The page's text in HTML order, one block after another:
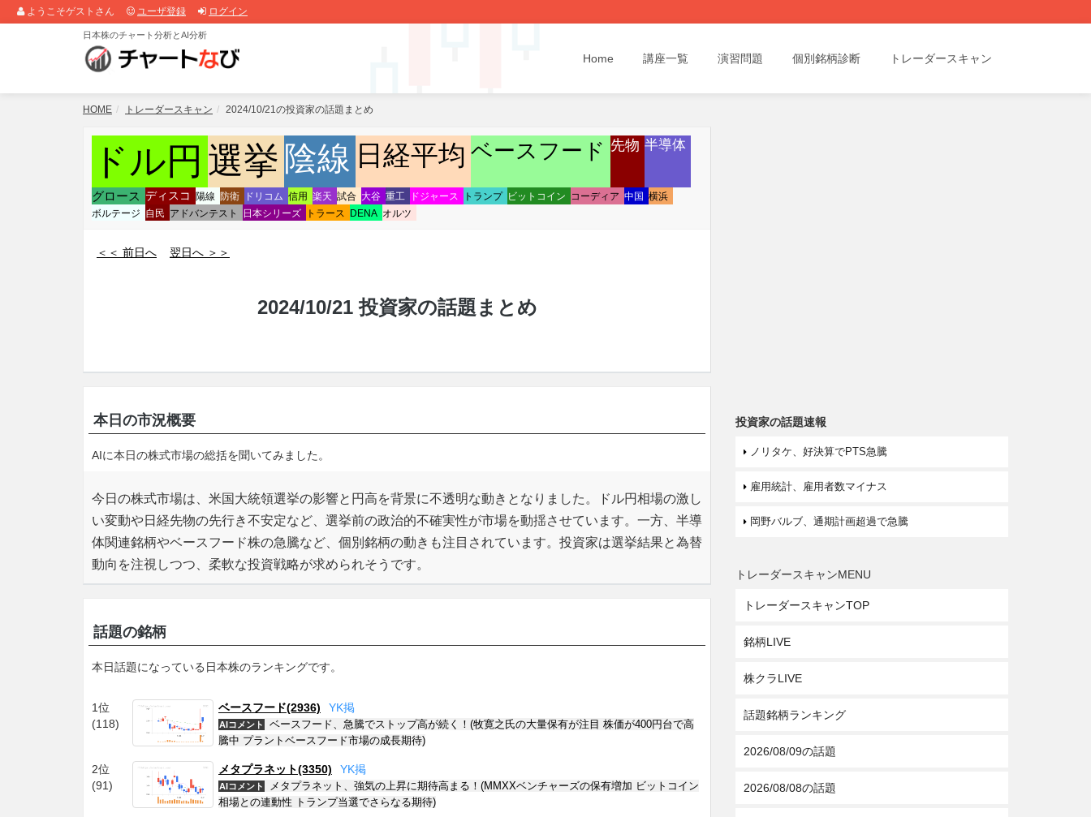
ようこそゲストさん ユーザ登録 ログイン
日本株のチャート分析とAI分析
Home 講座一覧 演習問題 個別銘柄診断 トレーダースキャン
HOME トレーダースキャン 2024/10/21の投資家の話題まとめ
ドル円 選挙 陰線 日経平均 ベースフード 先物 半導体
グロース ディスコ 陽線 防衛 ドリコム 信用 楽天 試合 大谷 重工 ドジャース トランプ ビットコイン コーディア 中国 横浜
ボルテージ 自民 アドバンテスト 日本シリーズ トラース DENA オルツ
＜＜ 前日へ 翌日へ ＞＞
2024/10/21 投資家の話題まとめ
本日の市況概要
AIに本日の株式市場の総括を聞いてみました。
今日の株式市場は、米国大統領選挙の影響と円高を背景に不透明な動きとなりました。ドル円相場の激し
い変動や日経先物の先行き不安定など、選挙前の政治的不確実性が市場を動揺させています。一方、半導
体関連銘柄やベースフード株の急騰など、個別銘柄の動きも注目されています。投資家は選挙結果と為替
動向を注視しつつ、柔軟な投資戦略が求められそうです。
話題の銘柄
本日話題になっている日本株のランキングです。
1位
(118)
ベースフード(2936) YK掲
AIコメント
ベースフード、急騰でストップ高が続く！(牧寛之氏の大量保有が注目 株価が400円台で高
騰中 プラントベースフード市場の成長期待)
2位
(91)
メタプラネット(3350) YK掲
AIコメント
メタプラネット、強気の上昇に期待高まる！(MMXXベンチャーズの保有増加 ビットコイン
相場との連動性 トランプ当選でさらなる期待)
投資家の話題速報
ノリタケ、好決算でPTS急騰
雇用統計、雇用者数マイナス
岡野バルブ、通期計画超過で急騰
トレーダースキャンMENU
トレーダースキャンTOP
銘柄LIVE
株クラLIVE
話題銘柄ランキング
2026/08/09の話題
2026/08/08の話題